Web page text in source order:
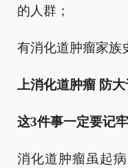
的人群；
有消化道肿瘤家族
上消化道肿瘤 防
这3件事一定要记牢
消化道肿瘤虽起